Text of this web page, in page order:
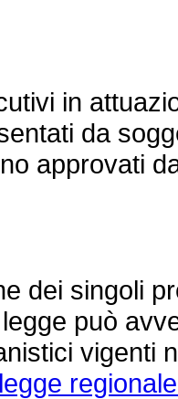
in
da
approvati
dei singoli
può
vigenti
legge